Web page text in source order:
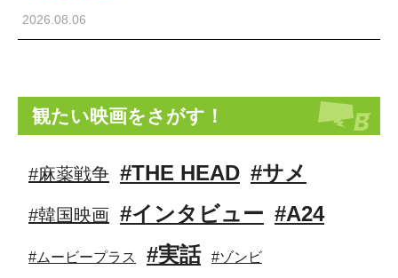
2026.08.06
観たい映画をさがす！
#麻薬戦争 #THE HEAD #サメ
#韓国映画 #インタビュー #A24
#ムービープラス #実話 #ゾンビ